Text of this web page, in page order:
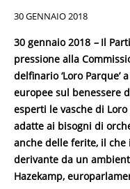
30 GENNAIO 2018
30 gennaio 2018 – Il
pressione alla
delfinario ‘Loro Parque’
europee sul benessere
esperti le vasche di
adatte ai bisogni di
anche delle ferite, il che
derivante da un
Hazekamp,